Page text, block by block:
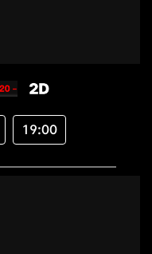
19:00